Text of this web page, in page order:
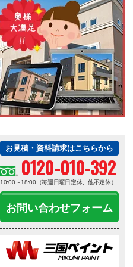
お見積・資料請求はこちらから
0120-010-392
10:00～18:00（毎週日曜日定休、他不定休）
お問い合わせフォーム